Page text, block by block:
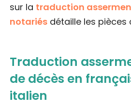
sur la traduction
notariés détaille les pièces
Traduction
de décès en
italien